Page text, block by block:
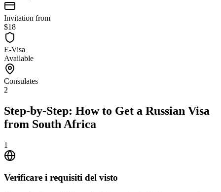
Invitation from
$18
E-Visa
Available
Consulates
2
Step-by-Step: How to Get a Russian Visa
from South Africa
1
Verificare i requisiti del visto